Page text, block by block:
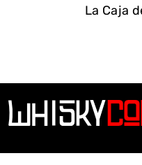
La Caja